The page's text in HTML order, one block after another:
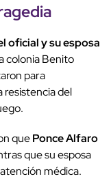
oficial y su esposa
colonia Benito
para
resistencia del
quePonce Alfaro
que su esposa
médica.